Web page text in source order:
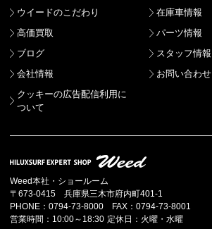
ウイードのこだわり
在庫車情報
高価買取
パーツ情報
ブログ
スタッフ情報
会社情報
お問い合わせ
クッキーの広告配信利用に
ついて
Weed本社・ショールーム
〒673-0415 兵庫県三木市府内町401-1
PHONE：0794-73-8000 FAX：0794-73-8001
営業時間：10:00～18:30 定休日：火曜・水曜